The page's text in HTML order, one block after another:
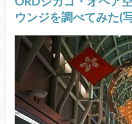
ウンジを調べてみた(